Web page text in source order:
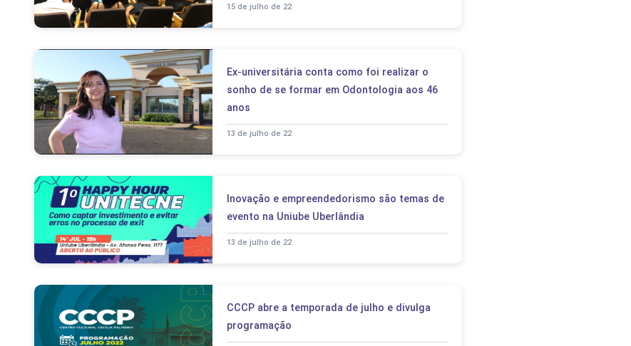
15 de julho de 22
Ex-universitária conta como foi realizar o
sonho de se formar em Odontologia aos 46
anos
13 de julho de 22
Inovação e empreendedorismo são temas de
evento na Uniube Uberlândia
13 de julho de 22
CCCP abre a temporada de julho e divulga
programação